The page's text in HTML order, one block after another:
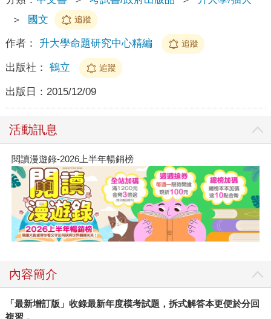
＞
國文 追蹤
作者： 升大學命題研究中心精編 追蹤
出版社： 鶴立 追蹤
出版日： 2015/12/09
活動訊息
閱讀漫遊錄-2026上半年暢銷榜
內容簡介
「最新增訂版」收錄最新年度模考試題，拆式解答本更便於分回
複習，